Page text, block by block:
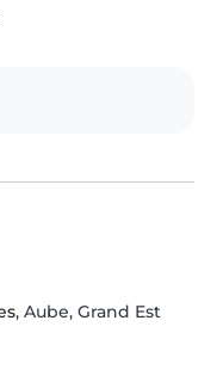
, Aube, Grand Est